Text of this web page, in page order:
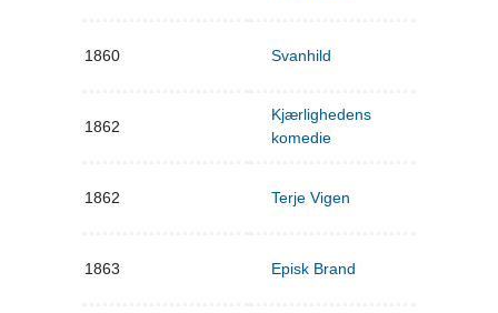
1860 Svanhild
1862
Kjærlighedens
komedie
1862 Terje Vigen
1863 Episk Brand